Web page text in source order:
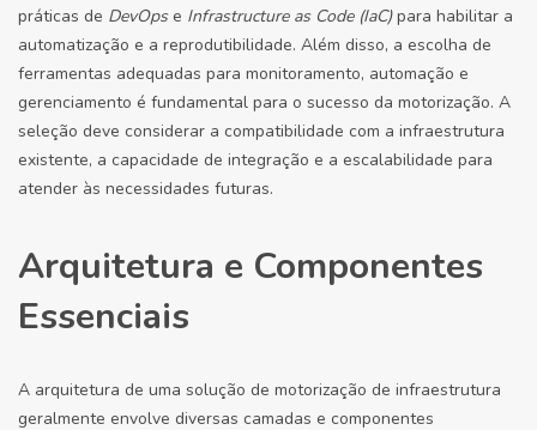
práticas de DevOpse Infrastructure as Code (IaC)para habilitar a
automatização e a reprodutibilidade. Além disso, a escolha de
ferramentas adequadas para monitoramento, automação e
gerenciamento é fundamental para o sucesso da motorização. A
seleção deve considerar a compatibilidade com a infraestrutura
existente, a capacidade de integração e a escalabilidade para
atender às necessidades futuras.
Arquitetura e Componentes
Essenciais
A arquitetura de uma solução de motorização de infraestrutura
geralmente envolve diversas camadas e componentes